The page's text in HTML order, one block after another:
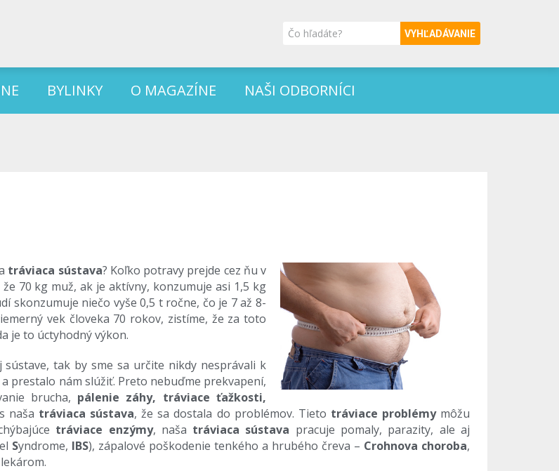
VYHĽADÁVANIE
BYLINKY O MAGAZÍNE NAŠI ODBORNÍCI
tráviaca sústava? Koľko potravy prejde cez ňu v
70 kg muž, ak je aktívny, konzumuje asi 1,5 kg
skonzumuje niečo vyše 0,5 t ročne, čo je 7 až 8-
vek človeka 70 rokov, zistíme, že za toto
je to úctyhodný výkon.
tak by sme sa určite nikdy nesprávali k
prestalo nám slúžiť. Preto nebuďme prekvapení,
brucha, pálenie záhy, tráviace ťažkosti,
naša tráviaca sústava, že sa dostala do problémov. Tieto tráviace problémymôžu
tráviace enzýmy, naša tráviaca sústava pracuje pomaly, parazity, ale aj
Syndrome, IBS), zápalové poškodenie tenkého a hrubého čreva – Crohnova choroba,